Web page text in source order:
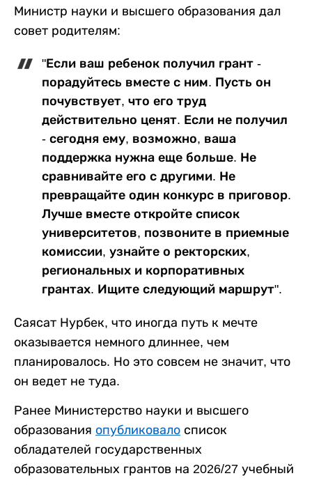
Министр науки и высшего образования дал
совет родителям:
"Если ваш ребенок получил грант -
порадуйтесь вместе с ним. Пусть он
почувствует, что его труд
действительно ценят. Если не получил
- сегодня ему, возможно, ваша
поддержка нужна еще больше. Не
сравнивайте его с другими. Не
превращайте один конкурс в приговор.
Лучше вместе откройте список
университетов, позвоните в приемные
комиссии, узнайте о ректорских,
региональных и корпоративных
грантах. Ищите следующий маршрут".
Саясат Нурбек, что иногда путь к мечте
оказывается немного длиннее, чем
планировалось. Но это совсем не значит, что
он ведет не туда.
Ранее Министерство науки и высшего
образования опубликовало список
обладателей государственных
образовательных грантов на 2026/27 учебный